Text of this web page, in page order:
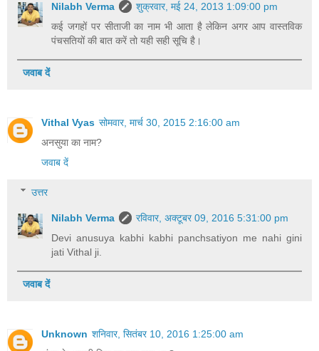
Nilabh Verma
शुक्रवार, मई 24, 2013 1:09:00 pm
कई जगहों पर सीताजी का नाम भी आता है लेकिन अगर आप वास्तविक
पंचसतियों की बात करें तो यही सही सूचि है।
जवाब दें
Vithal Vyas सोमवार, मार्च 30, 2015 2:16:00 am
अनसुया का नाम?
जवाब दें
उत्तर
Nilabh Verma
रविवार, अक्टूबर 09, 2016 5:31:00 pm
Devi anusuya kabhi kabhi panchsatiyon me nahi gini
jati Vithal ji.
जवाब दें
Unknown शनिवार, सितंबर 10, 2016 1:25:00 am